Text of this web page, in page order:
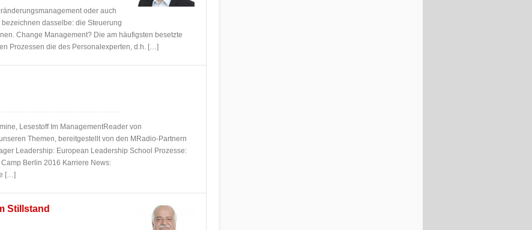
oder auch
dasselbe: die Steuerung
Change Management? Die am häufigsten besetzte
Prozessen die des Personalexperten, d.h. […]
Lesestoff Im ManagementReader von
Themen, bereitgestellt von den MRadio-Partnern
Leadership: European Leadership School Prozesse:
Berlin 2016 Karriere News:
[…]
Stillstand